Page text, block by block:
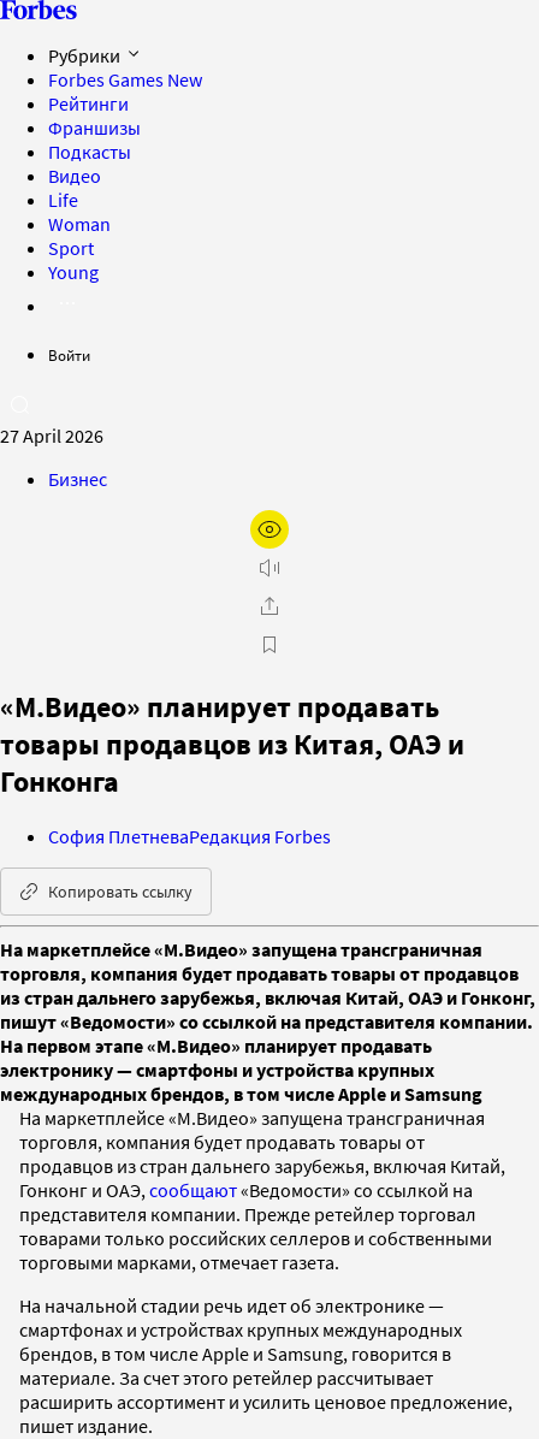
Рубрики
Forbes Games New
Рейтинги
Франшизы
Подкасты
Видео
Life
Woman
Sport
Young
Войти
27 April 2026
Бизнес
«М.Видео» планирует продавать
товары продавцов из Китая, ОАЭ и
Гонконга
София ПлетневаРедакция Forbes
Копировать ссылку
На маркетплейсе «М.Видео» запущена трансграничная
торговля, компания будет продавать товары от продавцов
из стран дальнего зарубежья, включая Китай, ОАЭ и Гонконг,
пишут «Ведомости» со ссылкой на представителя компании.
На первом этапе «М.Видео» планирует продавать
электронику — смартфоны и устройства крупных
международных брендов, в том числе Apple и Samsung
На маркетплейсе «М.Видео» запущена трансграничная
торговля, компания будет продавать товары от
продавцов из стран дальнего зарубежья, включая Китай,
Гонконг и ОАЭ, сообщают«Ведомости» со ссылкой на
представителя компании. Прежде ретейлер торговал
товарами только российских селлеров и собственными
торговыми марками, отмечает газета.
На начальной стадии речь идет об электронике —
смартфонах и устройствах крупных международных
брендов, в том числе Apple и Samsung, говорится в
материале. За счет этого ретейлер рассчитывает
расширить ассортимент и усилить ценовое предложение,
пишет издание.